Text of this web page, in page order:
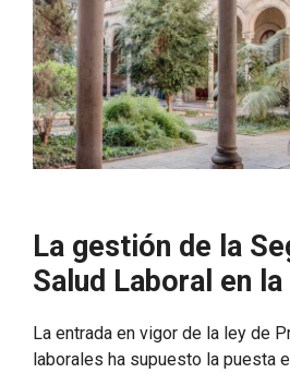
La gestión de la
Salud Laboral en la
La entrada en vigor de la ley de
laborales ha supuesto la puesta